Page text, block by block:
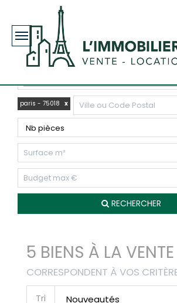
Toggle
navigation
paris - 75018 x
RECHERCHER
5 BIENS À LA VENTE
CORRESPONDENT À VOS
Tri